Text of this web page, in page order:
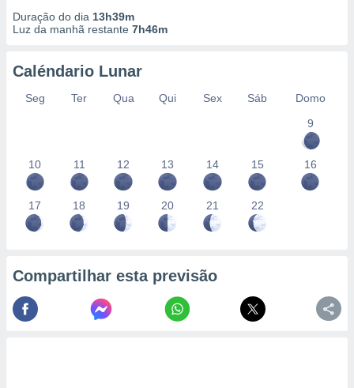
Duração do dia 13h39m
Luz da manhã restante 7h46m
Caléndario Lunar
Seg Ter Qua Qui Sex Sáb
Domo
9
10 11 12 13 14 15 16
17 18 19 20 21 22
Compartilhar esta previsão